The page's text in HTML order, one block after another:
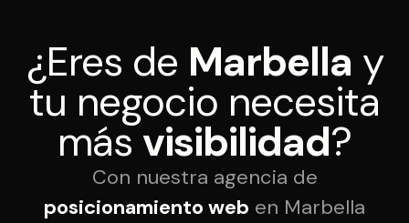
¿Eres de Marbella y
tu negocio necesita
másvisibilidad?
Con nuestra agencia de
posicionamiento web en Marbella